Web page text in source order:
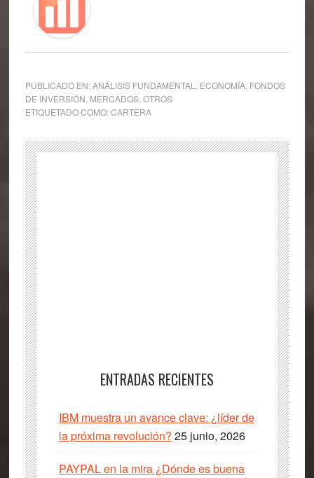
PUBLICADO EN:ANÁLISIS FUNDAMENTAL ECONOMÍA, FONDOS
DE INVERSIÓN MERCADOS, OTROS
ETIQUETADO COMO:CARTERA
ENTRADAS RECIENTES
IBM muestra un avance clave: ¿líder de
la próxima revolución? 25 junio, 2026
PAYPAL en la mira ¿Dónde es buena